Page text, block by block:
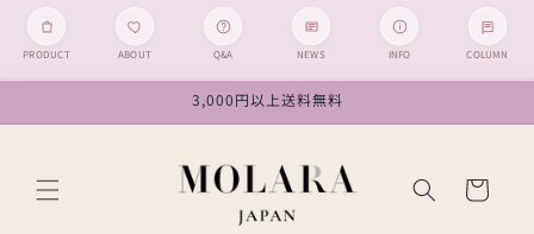
3,000円以上送料無料
ー
PRODUCT ABOUT Q&A NEWS INFO COLUMN